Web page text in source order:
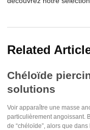
Related
Chéloïde
solutions
Voir apparaître une masse
particulièrement angoissant.
de “chéloïde”, alors que dans